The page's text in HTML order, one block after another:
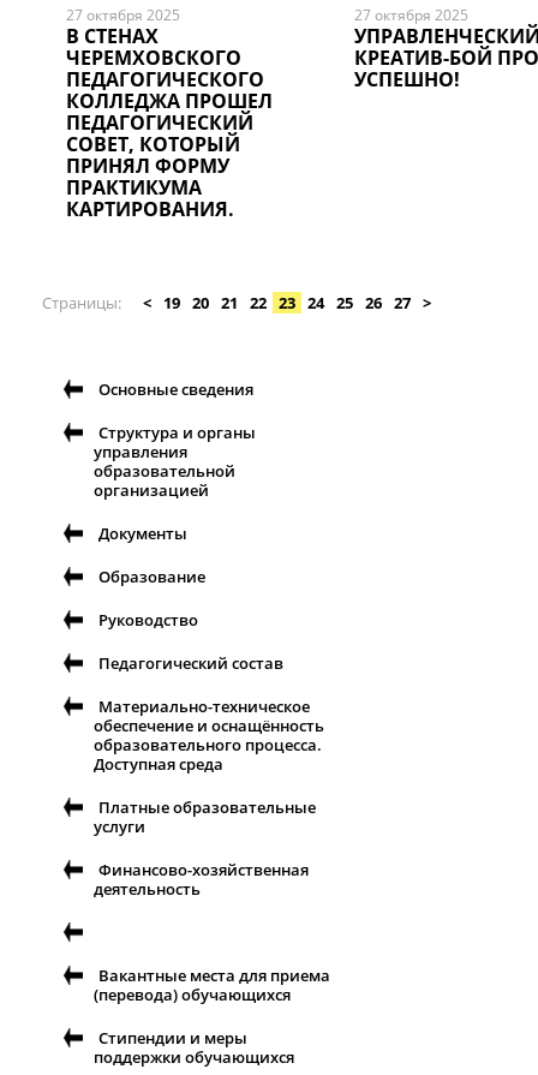
27 октября 2025
В СТЕНАХ
ЧЕРЕМХОВСКОГО
ПЕДАГОГИЧЕСКОГО
КОЛЛЕДЖА ПРОШЕЛ
ПЕДАГОГИЧЕСКИЙ
СОВЕТ, КОТОРЫЙ
ПРИНЯЛ ФОРМУ
ПРАКТИКУМА
КАРТИРОВАНИЯ.
27 октября 2025
КРЕАТИВ-БОЙ
УСПЕШНО!
Страницы < 19 20 21 22 23 24 25 26 27 >
Основные сведения
Структура и органы
управления
образовательной
организацией
Документы
Образование
Руководство
Педагогический состав
Материально-техническое
обеспечение и оснащённость
образовательного процесса.
Доступная среда
Платные образовательные
услуги
Финансово-хозяйственная
деятельность
Вакантные места для приема
(перевода) обучающихся
Стипендии и меры
поддержки обучающихся